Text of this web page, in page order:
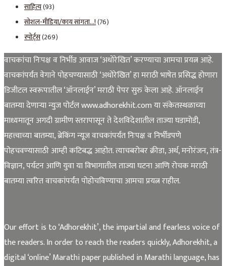
साहित्य(93)
सोशल-मीडिया/काय सांगता…!(76)
स्पोर्ट्स(269)
वाचकांचा निःपक्ष व निर्भीड आवाज ‘अधोरेखित’ करण्याचा आमचा प्रयत्न आहे.
वाचकांपर्यंत वेगाने पोहचण्यासाठी ‘अधोरेखित’ हा मराठी भाषेत प्रसिद्ध होणारा
डिजीटल स्वरूपातील ‘ऑनलाईन’ मराठी पेपर सुरु केला आहे. ऑनलाईन
बातम्या देणाऱ्या न्युज पोर्टल www.adhorekhit.com या संकेतस्थळाच्या
माध्यमातून अगदी ग्रामीण स्तरापासून ते देशविदेशातील ताज्या घडामोडी,
महत्त्वाच्या बातम्या, ब्रेकिंग न्यूज वाचकांपर्यंत निःपक्ष व निर्भीडपणे
पोहचवण्यासाठी आम्ही कटिबद्ध आहोत. त्याचबरोबर क्रीडा, अर्थ, मनोरंजन, तंत्र-
विज्ञान, पर्यटन आणि युवा या विभागातील ताज्या घटना आणि रोचक मराठी
बातम्या त्वरित वाचकांपर्यंत पोहोचविण्याचा आमचा प्रयत्न राहील.
Our effort is to ‘Adhorekhit’, the impartial and fearless voice of
the readers. In order to reach the readers quickly, Adhorekhit, a
digital ‘online’ Marathi paper published in Marathi language, has